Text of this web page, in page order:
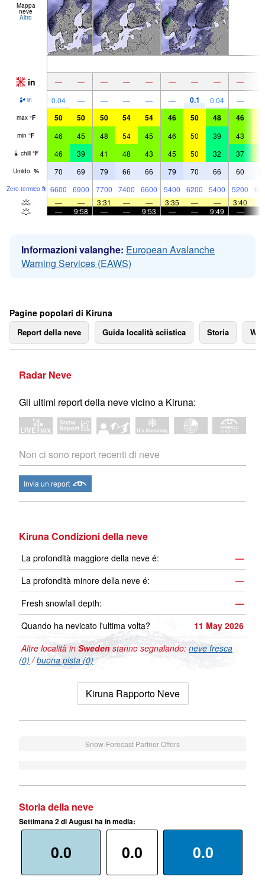
Mappa
neve
Altro
in — — — — — — — — —
in 0.04 — — — — — 0.1 0.04 —
max °F 50 50 50 54 54 46 50 48 46
min °F 46 45 48 54 45 46 50 39 43
chill °F 46 39 41 48 43 45 50 32 37
Umido. % 70 69 79 66 66 79 70 66 60
Zero termico ft 6600 6900 7700 7400 6600 5400 6200 5400 5200
—
— 3:31 — — 3:35 — — 3:40
—
9:58 — — 9:53 — — 9:49 —
Informazioni valanghe: European Avalanche
Warning Services (EAWS)
Pagine popolari di Kiruna
Report della neve Guida località sciistica Storia
Radar Neve
Gli ultimi report della neve vicino a Kiruna:
Non ci sono report recenti di neve
Invia un report
Kiruna Condizioni della neve
La profondità maggiore della neve é:
—
La profondità minore della neve é:
—
Fresh snowfall depth:
—
Quando ha nevicato l'ultima volta?
11 May 2026
Altre località in Sweden stanno segnalando: neve fresca
(0) /buona pista (0)
Kiruna Rapporto Neve
Snow-Forecast Partner Offers
Storia della neve
Settimana 2 di August ha in media:
0.0 0.0 0.0